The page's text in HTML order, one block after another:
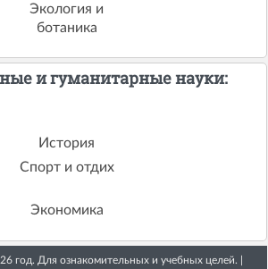
Экология и
ботаника
и гуманитарные науки:
История
Спорт и отдих
Экономика
год. Для ознакомительных и учебных целей. |